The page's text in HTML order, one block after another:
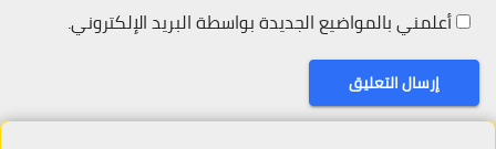
أعلمني بالمواضيع الجديدة بواسطة البريد الإلكتروني.